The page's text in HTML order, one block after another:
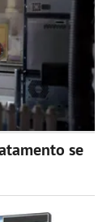
se